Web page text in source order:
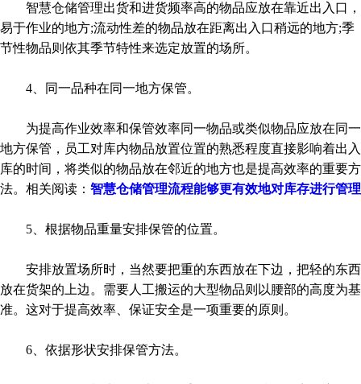
智慧仓储管理出货和进货频率高的物品应放在靠近出入口，
易于作业的地方;流动性差的物品放在距离出入口稍远的地方;季
节性物品则依其季节特性来选定放置的场所。
4、同一品种在同一地方保管。
为提高作业效率和保管效率同一物品或类似物品应放在同一
地方保管，员工对库内物品放置位置的熟悉程度直接影响着出入
库的时间，将类似的物品放在邻近的地方也是提高效率的重要方
法。相关阅读： 智慧仓储管理流程能够更有效地对库存进行管理
5、根据物品重量安排保管的位置。
安排放置场所时，当然要把重的东西放在下边，把轻的东西
放在货架的上边。需要人工搬运的大型物品则以腰部的高度为基
准。这对于提高效率、保证安全是一项重要的原则。
6、依据形状安排保管方法。